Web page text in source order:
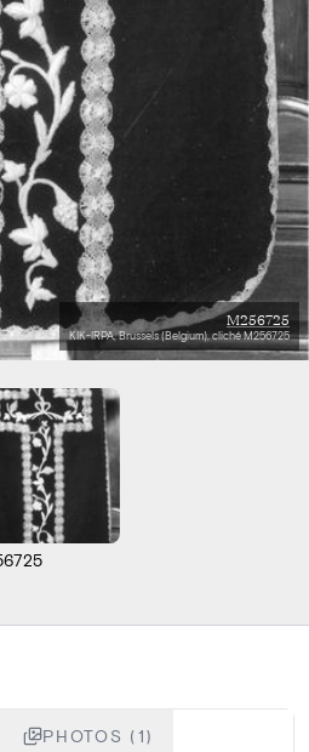
M256725
KIK-IRPA, Brussels (Belgium), cliché M256725
PHOTOS (1)